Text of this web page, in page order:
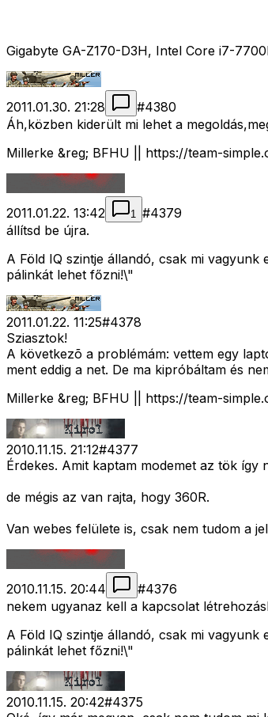
Gigabyte GA-Z170-D3H, Intel Core i7-
2011.01.30. 21:28 #4380
Áh,közben kiderült mi lehet a
Millerke &reg; BFHU || https://team-
2011.01.22. 13:42 1 #4379
állítsd be újra.
A Föld IQ szintje állandó, csak mi
pálinkát lehet főzni!\"
2011.01.22. 11:25#4378
Sziasztok!
A következõ a problémám: vettem egy
ment eddig a net. De ma kipróbáltam és
Millerke &reg; BFHU || https://team-
2010.11.15. 21:12#4377
Érdekes. Amit kaptam modemet az tök így
de mégis az van rajta, hogy 360R.
Van webes felülete is, csak nem tudom a
2010.11.15. 20:44 #4376
nekem ugyanaz kell a kapcsolat
A Föld IQ szintje állandó, csak mi
pálinkát lehet főzni!\"
2010.11.15. 20:42#4375